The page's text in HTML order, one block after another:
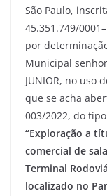
São Paulo,
45.351.749/
por
Municipal senhor
JUNIOR, no uso
que se acha
003/2022, do
“Exploração a
comercial de
Terminal
localizado no